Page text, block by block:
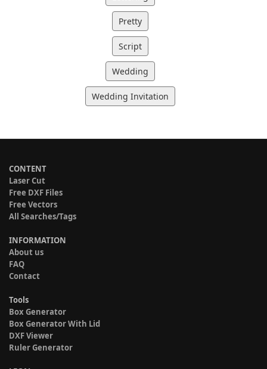
Pretty
Script
Wedding
Wedding Invitation
CONTENT
Laser Cut
Free DXF Files
Free Vectors
All Searches/Tags
INFORMATION
About us
FAQ
Contact
Tools
Box Generator
Box Generator With Lid
DXF Viewer
Ruler Generator